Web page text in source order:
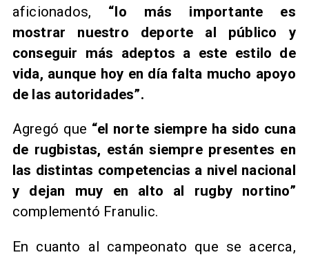
aficionados, “lo más importante es
mostrar nuestro deporte al público y
conseguir más adeptos a este estilo de
vida, aunque hoy en día falta mucho apoyo
de las autoridades”.
Agregó que “el norte siempre ha sido cuna
de rugbistas, están siempre presentes en
las distintas competencias a nivel nacional
y dejan muy en alto al rugby nortino”
complementó Franulic.
En cuanto al campeonato que se acerca,